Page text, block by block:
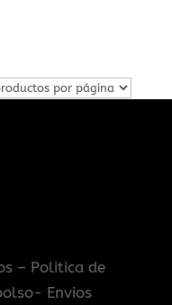
– Politica de
Envios